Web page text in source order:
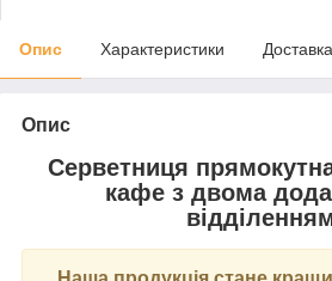
Опис Характеристики Доставка
Опис
Серветниця
кафе з двома